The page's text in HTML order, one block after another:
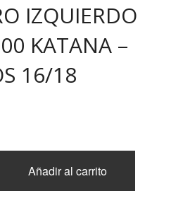
IZQUIERDO
KATANA –
16/18
Añadir al carrito